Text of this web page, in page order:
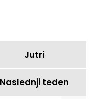
Jutri
Naslednji teden